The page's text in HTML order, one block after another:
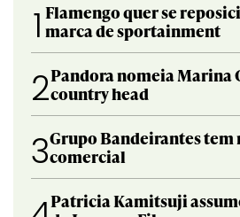
1 Flamengo quer se
marca de sportainment
2Pandora nomeia Marina
country head
3Grupo Bandeirantes tem
comercial
Patricia Kamitsuji